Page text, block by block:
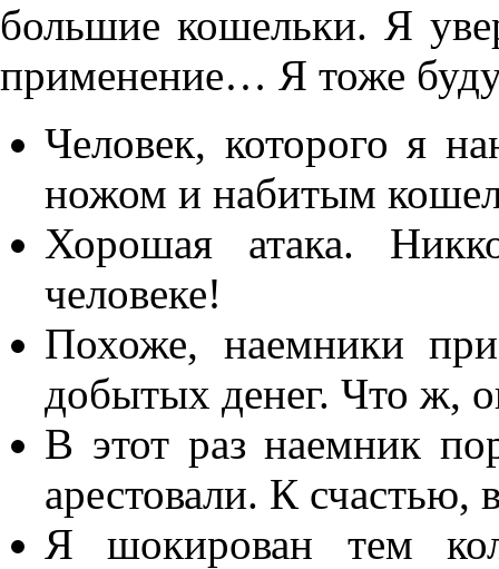
большие кошельки. Я
применение… Я тоже
Человек, которого я
ножом и набитым
Хорошая атака.
человеке!
Похоже, наемники
добытых денег. Что ж,
В этот раз наемник
арестовали. К счастью,
Я шокирован тем